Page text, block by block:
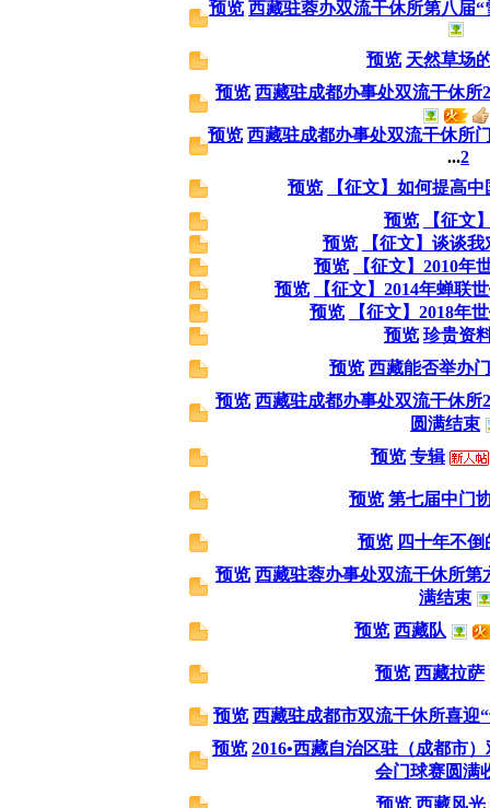
预览 西藏驻蓉办双流干休所第八届
预览 天然草场
预览 西藏驻成都办事处双流干休所
预览 西藏驻成都办事处双流干休所
...2
预览
【征文】如何提高
预览
【征文
预览
【征文】谈谈
预览
【征文】2010年
预览
【征文】2014年蝉联
预览
【征文】2018年
预览 珍贵资
预览 西藏能否举办
预览 西藏驻成都办事处双流干休所
圆满结束
预览 专辑
预览 第七届中门
预览 四十年不
预览 西藏驻蓉办事处双流干休所第
满结束
预览 西藏队
预览 西藏拉萨
预览 西藏驻成都市双流干休所喜迎
预览 2016•西藏自治区驻（成都市
会门球赛圆满
预览 西藏风光